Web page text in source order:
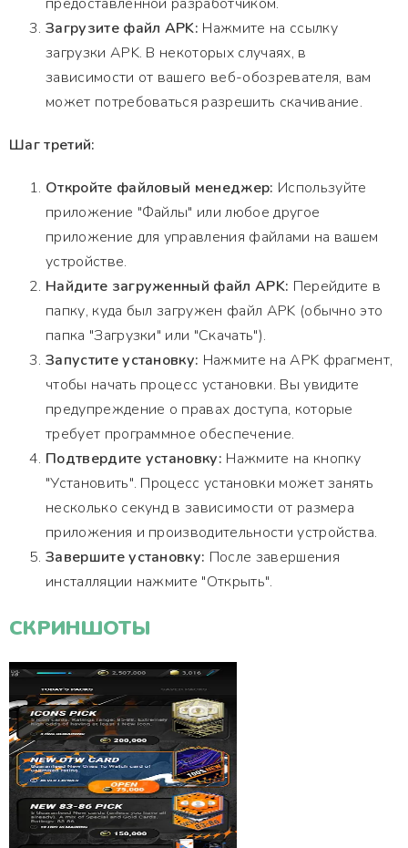
Загрузите файл APK: Нажмите на ссылку
загрузки APK. В некоторых случаях, в
зависимости от вашего веб-обозревателя, вам
может потребоваться разрешить скачивание.
Шаг третий:
Откройте файловый менеджер: Используйте
приложение "Файлы" или любое другое
приложение для управления файлами на вашем
устройстве.
Найдите загруженный файл APK: Перейдите в
папку, куда был загружен файл APK (обычно это
папка "Загрузки" или "Скачать").
Запустите установку: Нажмите на APK фрагмент,
чтобы начать процесс установки. Вы увидите
предупреждение о правах доступа, которые
требует программное обеспечение.
Подтвердите установку: Нажмите на кнопку
"Установить". Процесс установки может занять
несколько секунд в зависимости от размера
приложения и производительности устройства.
Завершите установку: После завершения
инсталляции нажмите "Открыть".
СКРИНШОТЫ